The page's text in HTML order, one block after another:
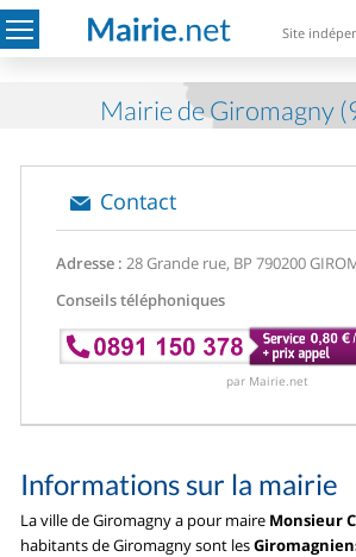
Site
Mairie de Giromagny
Contact
Adresse : 28 Grande rue, BP 790200
Conseils téléphoniques
par Mairie.net
Informations sur la mairie
La ville de Giromagny a pour maire Monsieur
habitants de Giromagny sont les